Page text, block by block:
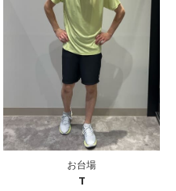
お台場
T